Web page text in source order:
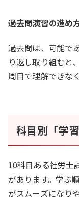
過去問演習の進め
過去問は、可能で
り返し取り組むと
周目で理解できな
科目別「学
10科目ある社労士
があります。学ぶ
がスムーズになり